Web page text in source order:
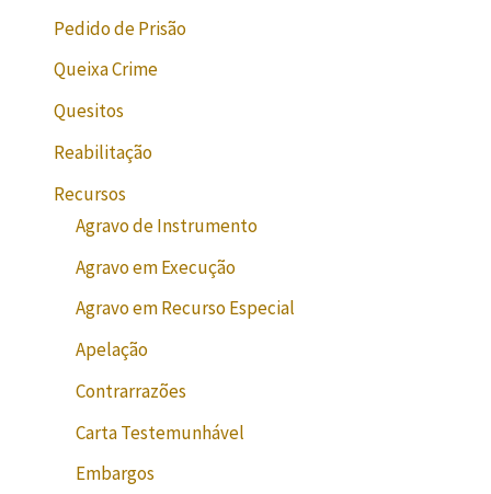
Pedido de Prisão
Queixa Crime
Quesitos
Reabilitação
Recursos
Agravo de Instrumento
Agravo em Execução
Agravo em Recurso Especial
Apelação
Contrarrazões
Carta Testemunhável
Embargos